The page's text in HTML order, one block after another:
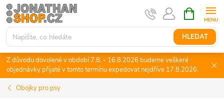
Přejít
na
obsah
HLEDAT
NÁKUPNÍ
KOŠÍK
Z důvodu dovolené v období 7.8. - 16.8.2026 budeme veškeré
objednávky přijaté v tomto termínu expedovat nejdříve 17.8.2026.
Obojky pro psy